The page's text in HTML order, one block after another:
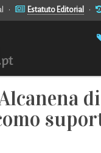
• Estatuto Editorial •